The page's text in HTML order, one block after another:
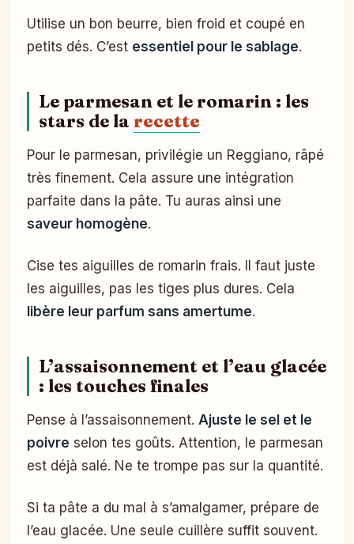
Utilise un bon beurre, bien froid et coupé en
petits dés. C’est essentiel pour le sablage.
Le parmesan et le romarin : les
stars de la recette
Pour le parmesan, privilégie un Reggiano, râpé
très finement. Cela assure une intégration
parfaite dans la pâte. Tu auras ainsi une
saveur homogène.
Cise tes aiguilles de romarin frais. Il faut juste
les aiguilles, pas les tiges plus dures. Cela
libère leur parfum sans amertume.
L’assaisonnement et l’eau glacée
: les touches finales
Pense à l’assaisonnement. Ajuste le sel et le
poivre selon tes goûts. Attention, le parmesan
est déjà salé. Ne te trompe pas sur la quantité.
Si ta pâte a du mal à s’amalgamer, prépare de
l’eau glacée. Une seule cuillère suffit souvent.